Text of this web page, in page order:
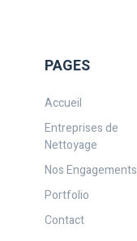
PAGES
Accueil
Entreprises de
Nettoyage
Nos Engagements
Portfolio
Contact